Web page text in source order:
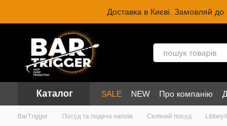
Перейти до основного контентуДоставка в Києві. Замовляй
Каталог SALE NEW Про компанію
BarTrigger Посуд та подача напоїв Скляний посуд